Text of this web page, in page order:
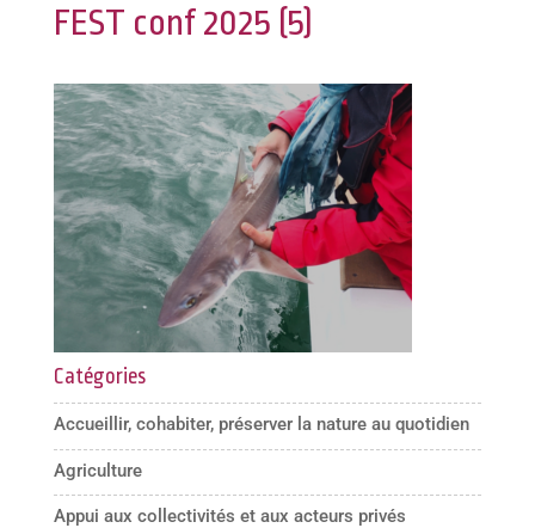
FEST conf 2025 (5)
Catégories
Accueillir, cohabiter, préserver la nature au quotidien
Agriculture
Appui aux collectivités et aux acteurs privés